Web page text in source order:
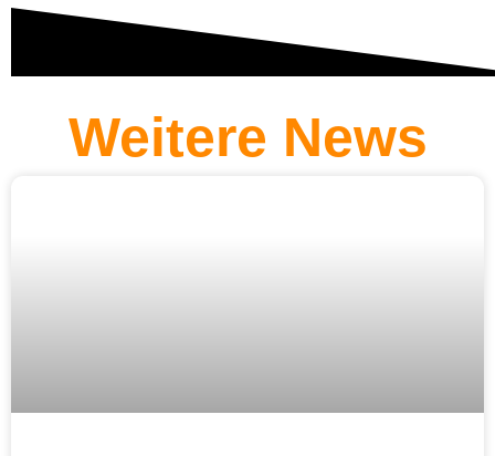
Weitere News